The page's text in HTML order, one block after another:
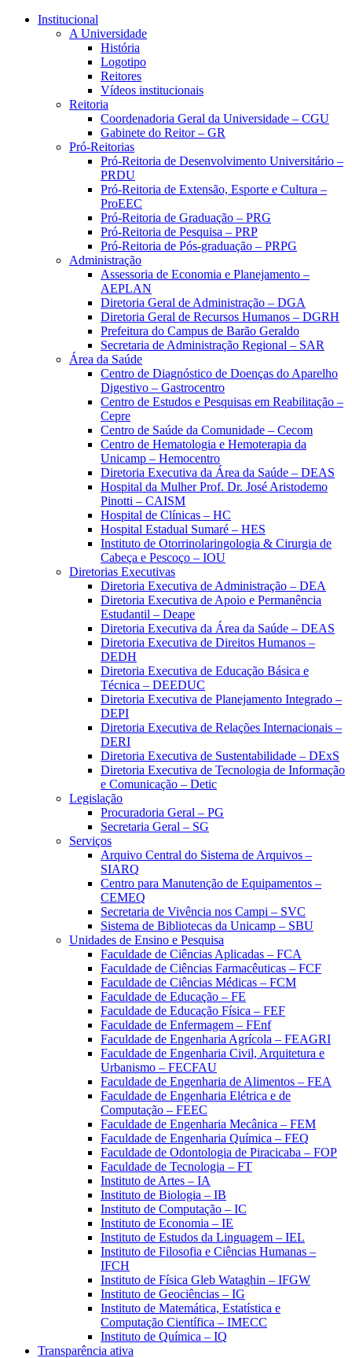
Conteúdo principal
Institucional
A Universidade
História
Logotipo
Reitores
Vídeos institucionais
Reitoria
Coordenadoria Geral da Universidade – CGU
Gabinete do Reitor – GR
Pró-Reitorias
Pró-Reitoria de Desenvolvimento Universitário –
PRDU
Pró-Reitoria de Extensão, Esporte e Cultura –
ProEEC
Pró-Reitoria de Graduação – PRG
Pró-Reitoria de Pesquisa – PRP
Pró-Reitoria de Pós-graduação – PRPG
Administração
Assessoria de Economia e Planejamento –
AEPLAN
Diretoria Geral de Administração – DGA
Diretoria Geral de Recursos Humanos – DGRH
Prefeitura do Campus de Barão Geraldo
Secretaria de Administração Regional – SAR
Área da Saúde
Centro de Diagnóstico de Doenças do Aparelho
Digestivo – Gastrocentro
Centro de Estudos e Pesquisas em Reabilitação –
Cepre
Centro de Saúde da Comunidade – Cecom
Centro de Hematologia e Hemoterapia da
Unicamp – Hemocentro
Diretoria Executiva da Área da Saúde – DEAS
Hospital da Mulher Prof. Dr. José Aristodemo
Pinotti – CAISM
Hospital de Clínicas – HC
Hospital Estadual Sumaré – HES
Instituto de Otorrinolaringologia & Cirurgia de
Cabeça e Pescoço – IOU
Diretorias Executivas
Diretoria Executiva de Administração – DEA
Diretoria Executiva de Apoio e Permanência
Estudantil – Deape
Diretoria Executiva da Área da Saúde – DEAS
Diretoria Executiva de Direitos Humanos –
DEDH
Diretoria Executiva de Educação Básica e
Técnica – DEEDUC
Diretoria Executiva de Planejamento Integrado –
DEPI
Diretoria Executiva de Relações Internacionais –
DERI
Diretoria Executiva de Sustentabilidade – DExS
Diretoria Executiva de Tecnologia de Informação
e Comunicação – Detic
Legislação
Procuradoria Geral – PG
Secretaria Geral – SG
Serviços
Arquivo Central do Sistema de Arquivos –
SIARQ
Centro para Manutenção de Equipamentos –
CEMEQ
Secretaria de Vivência nos Campi – SVC
Sistema de Bibliotecas da Unicamp – SBU
Unidades de Ensino e Pesquisa
Faculdade de Ciências Aplicadas – FCA
Faculdade de Ciências Farmacêuticas – FCF
Faculdade de Ciências Médicas – FCM
Faculdade de Educação – FE
Faculdade de Educação Física – FEF
Faculdade de Enfermagem – FEnf
Faculdade de Engenharia Agrícola – FEAGRI
Faculdade de Engenharia Civil, Arquitetura e
Urbanismo – FECFAU
Faculdade de Engenharia de Alimentos – FEA
Faculdade de Engenharia Elétrica e de
Computação – FEEC
Faculdade de Engenharia Mecânica – FEM
Faculdade de Engenharia Química – FEQ
Faculdade de Odontologia de Piracicaba – FOP
Faculdade de Tecnologia – FT
Instituto de Artes – IA
Instituto de Biologia – IB
Instituto de Computação – IC
Instituto de Economia – IE
Instituto de Estudos da Linguagem – IEL
Instituto de Filosofia e Ciências Humanas –
IFCH
Instituto de Física Gleb Wataghin – IFGW
Instituto de Geociências – IG
Instituto de Matemática, Estatística e
Computação Científica – IMECC
Instituto de Química – IQ
Transparência ativa